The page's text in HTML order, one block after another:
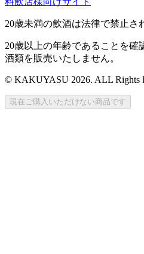
20歳未満の飲酒は法律で禁止さ
20歳以上の年齢であることを確
酒類を販売いたしません。
© KAKUYASU 2026. ALL Rights
現在ご購入いただけない商品です